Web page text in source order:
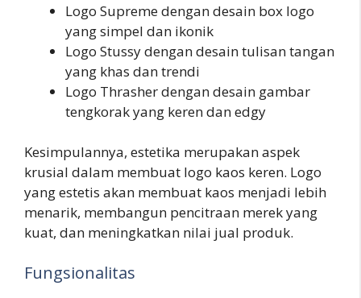
Logo Supreme dengan desain box logo
yang simpel dan ikonik
Logo Stussy dengan desain tulisan tangan
yang khas dan trendi
Logo Thrasher dengan desain gambar
tengkorak yang keren dan edgy
Kesimpulannya, estetika merupakan aspek
krusial dalam membuat logo kaos keren. Logo
yang estetis akan membuat kaos menjadi lebih
menarik, membangun pencitraan merek yang
kuat, dan meningkatkan nilai jual produk.
Fungsionalitas